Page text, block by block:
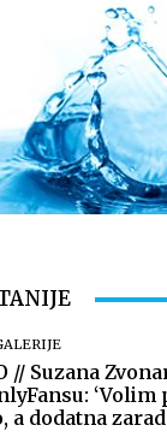
// Suzana
a dodatna